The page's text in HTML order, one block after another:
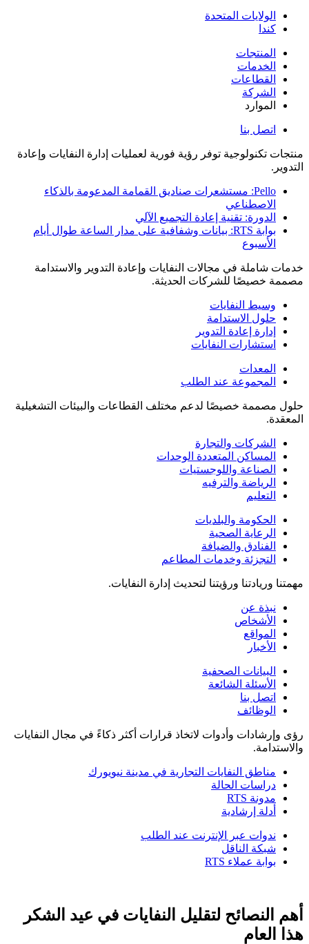
الولايات المتحدة
كندا
المنتجات
الخدمات
القطاعات
الشركة
الموارد
اتصل بنا
منتجات تكنولوجية توفر رؤية فورية لعمليات إدارة النفايات وإعادة
التدوير.
Pello: مستشعرات صناديق القمامة المدعومة بالذكاء
الاصطناعي
الدورة: تقنية إعادة التجميع الآلي
بوابة RTS: بيانات وشفافية على مدار الساعة طوال أيام
الأسبوع
خدمات شاملة في مجالات النفايات وإعادة التدوير والاستدامة
مصممة خصيصًا للشركات الحديثة.
وسيط النفايات
حلول الاستدامة
إدارة إعادة التدوير
استشارات النفايات
المعدات
المجموعة عند الطلب
حلول مصممة خصيصًا لدعم مختلف القطاعات والبيئات التشغيلية
المعقدة.
الشركات والتجارة
المساكن المتعددة الوحدات
الصناعة واللوجستيات
الرياضة والترفيه
التعليم
الحكومة والبلديات
الرعاية الصحية
الفنادق والضيافة
التجزئة وخدمات المطاعم
مهمتنا وريادتنا ورؤيتنا لتحديث إدارة النفايات.
نبذة عن
الأشخاص
المواقع
الأخبار
البيانات الصحفية
الأسئلة الشائعة
اتصل بنا
الوظائف
رؤى وإرشادات وأدوات لاتخاذ قرارات أكثر ذكاءً في مجال النفايات
والاستدامة.
مناطق النفايات التجارية في مدينة نيويورك
دراسات الحالة
مدونة RTS
أدلة إرشادية
ندوات عبر الإنترنت عند الطلب
شبكة الناقل
بوابة عملاء RTS
أهم النصائح لتقليل النفايات في عيد الشكر
هذا العام